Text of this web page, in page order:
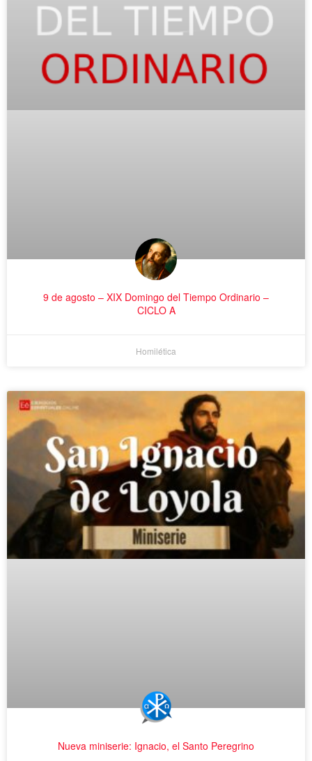
9 de agosto – XIX Domingo del Tiempo Ordinario –
CICLO A
Homilética
Nueva miniserie: Ignacio, el Santo Peregrino